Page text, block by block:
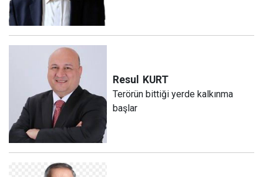
Resul KURT
Terörün bittiği yerde kalkınma
başlar